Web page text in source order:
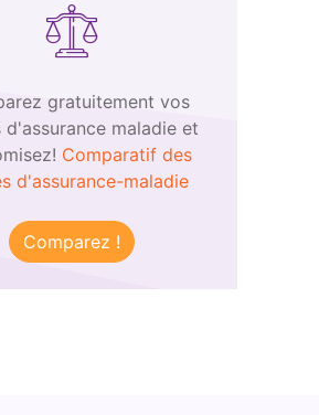
gratuitement vos
d'assurance maladie et
Comparatif des
d'assurance-maladie
Comparez !